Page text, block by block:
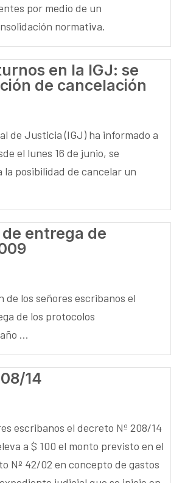
por medio de un
normativa.
en la IGJ: se
de cancelación
de Justicia (IGJ) ha informado a
el lunes 16 de junio, se
posibilidad de cancelar un
entrega de
de los señores escribanos el
de los protocolos
...
14
escribanos el decreto Nº 208/14
a $ 100 el monto previsto en el
Nº 42/02 en concepto de gastos